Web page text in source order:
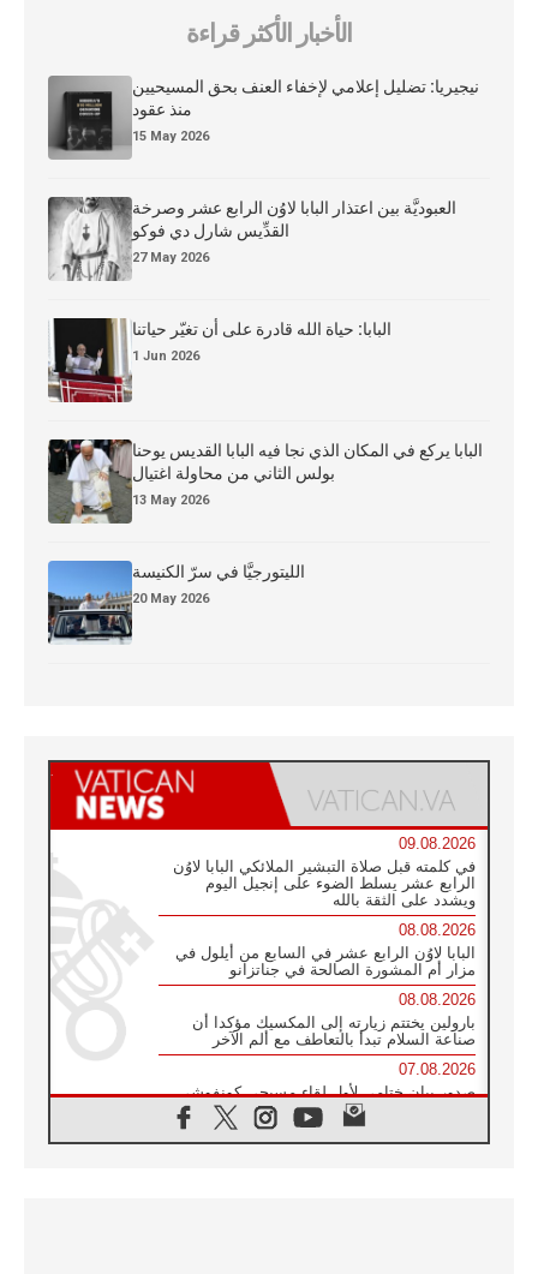
الأخبار الأكثر قراءة
نيجيريا: تضليل إعلامي لإخفاء العنف بحق المسيحيين
منذ عقود
15 May 2026
العبوديَّة بين اعتذار البابا لاوُن الرابع عشر وصرخة
القدِّيس شارل دي فوكو
27 May 2026
البابا: حياة الله قادرة على أن تغيّر حياتنا
1 Jun 2026
البابا يركع في المكان الذي نجا فيه البابا القديس يوحنا
بولس الثاني من محاولة اغتيال
13 May 2026
الليتورجيَّا في سرّ الكنيسة
20 May 2026
09.08.2026
في كلمته قبل صلاة التبشير الملائكي البابا لاوُن
الرابع عشر يسلط الضوء على إنجيل اليوم
ويشدد على الثقة بالله
08.08.2026
البابا لاوُن الرابع عشر في السابع من أيلول في
مزار أم المشورة الصالحة في جناتزانو
08.08.2026
بارولين يختتم زيارته إلى المكسيك مؤكدا أن
صناعة السلام تبدأ بالتعاطف مع ألم الآخر
07.08.2026
صدور بيان ختامي لأول لقاء مسيحي كونفوشي
بمشاركة الدائرة الفاتيكانية للحوار بين الأديان
07.08.2026